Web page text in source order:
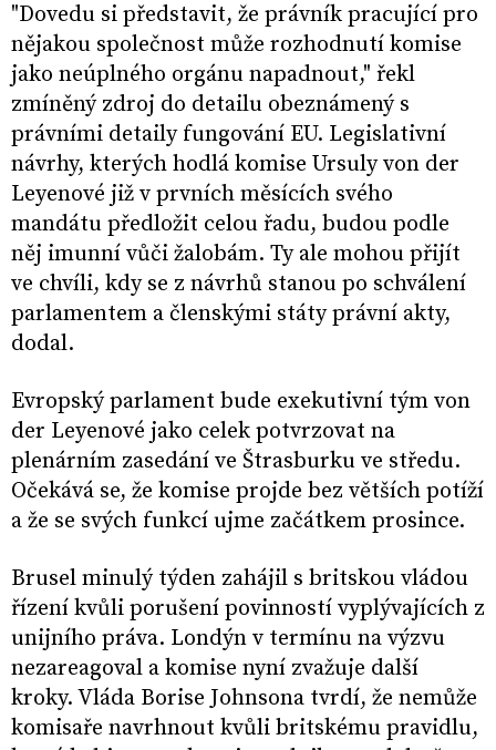
"Dovedu si představit, že právník pracující pro
nějakou společnost může rozhodnutí komise
jako neúplného orgánu napadnout," řekl
zmíněný zdroj do detailu obeznámený s
právními detaily fungování EU. Legislativní
návrhy, kterých hodlá komise Ursuly von der
Leyenové již v prvních měsících svého
mandátu předložit celou řadu, budou podle
něj imunní vůči žalobám. Ty ale mohou přijít
ve chvíli, kdy se z návrhů stanou po schválení
parlamentem a členskými státy právní akty,
dodal.
Evropský parlament bude exekutivní tým von
der Leyenové jako celek potvrzovat na
plenárním zasedání ve Štrasburku ve středu.
Očekává se, že komise projde bez větších potíží
a že se svých funkcí ujme začátkem prosince.
Brusel minulý týden zahájil s britskou vládou
řízení kvůli porušení povinností vyplývajících z
unijního práva. Londýn v termínu na výzvu
nezareagoval a komise nyní zvažuje další
kroky. Vláda Borise Johnsona tvrdí, že nemůže
komisaře navrhnout kvůli britskému pravidlu,